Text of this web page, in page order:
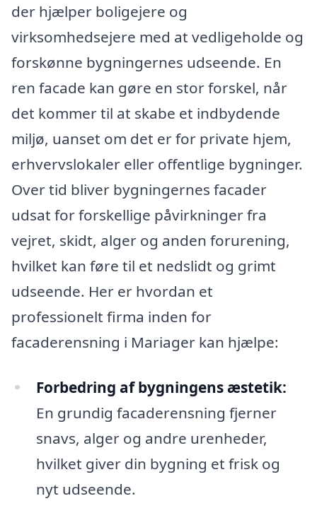
der hjælper boligejere og
virksomhedsejere med at vedligeholde og
forskønne bygningernes udseende. En
ren facade kan gøre en stor forskel, når
det kommer til at skabe et indbydende
miljø, uanset om det er for private hjem,
erhvervslokaler eller offentlige bygninger.
Over tid bliver bygningernes facader
udsat for forskellige påvirkninger fra
vejret, skidt, alger og anden forurening,
hvilket kan føre til et nedslidt og grimt
udseende. Her er hvordan et
professionelt firma inden for
facaderensning i Mariager kan hjælpe:
Forbedring af bygningens æstetik:
En grundig facaderensning fjerner
snavs, alger og andre urenheder,
hvilket giver din bygning et frisk og
nyt udseende.